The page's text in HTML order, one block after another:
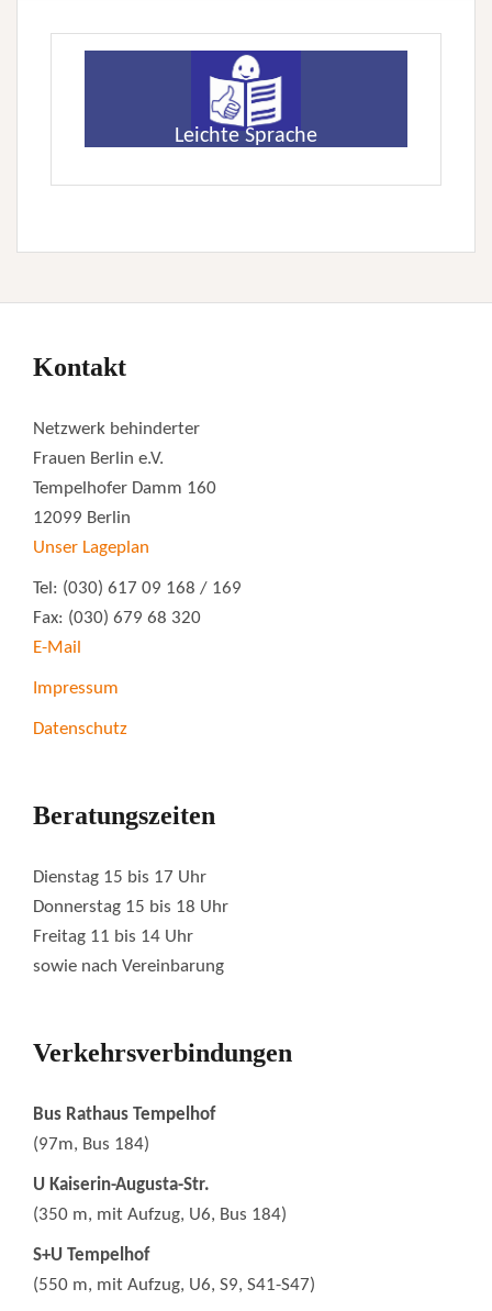
Leichte Sprache
Kontakt
Netzwerk behinderter
Frauen Berlin e.V.
Tempelhofer Damm 160
12099 Berlin
Unser Lageplan
Tel: (030) 617 09 168 / 169
Fax: (030) 679 68 320
E-Mail
Impressum
Datenschutz
Beratungszeiten
Dienstag 15 bis 17 Uhr
Donnerstag 15 bis 18 Uhr
Freitag 11 bis 14 Uhr
sowie nach Vereinbarung
Verkehrsverbindungen
Bus Rathaus Tempelhof
(97m, Bus 184)
U Kaiserin-Augusta-Str.
(350 m, mit Aufzug, U6, Bus 184)
S+U Tempelhof
(550 m, mit Aufzug, U6, S9, S41-S47)